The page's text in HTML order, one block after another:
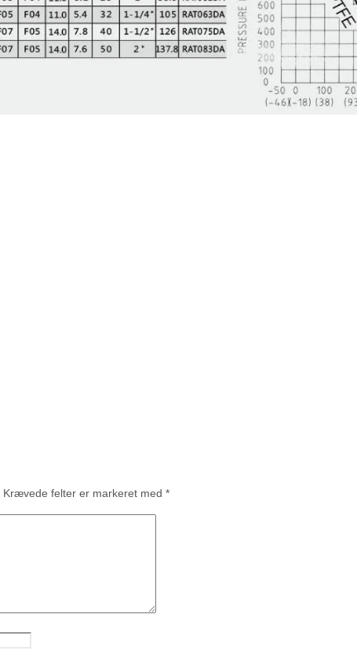
Krævede felter er markeret med *